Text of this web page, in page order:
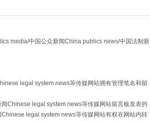
media/中国公众新闻China publics news/中国法制新
legal system news等传媒网站拥有管理笔名和留
Chinese legal system news等传媒网站留言板发表的
legal system news等传媒网站有权在网站内转